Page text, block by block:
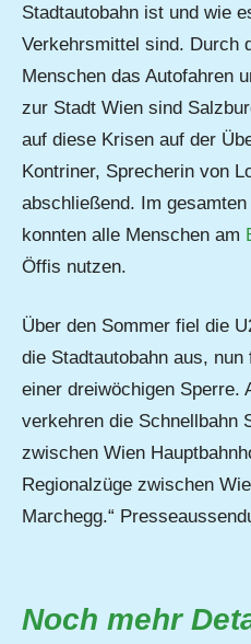
Stadtautobahn ist und wie
Verkehrsmittel sind. Durch
Menschen das Autofahren
zur Stadt Wien sind
auf diese Krisen auf der
Kontriner, Sprecherin von
abschließend. Im
konnten alle Menschen am
Öffis nutzen.
Über den Sommer fiel die
die Stadtautobahn aus,
einer dreiwöchigen Sperre.
verkehren die Schnellbahn
zwischen Wien
Regionalzüge zwischen
Marchegg.“
Noch mehr